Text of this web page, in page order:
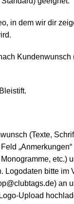
, in dem wir dir
Kundenwunsch
(Texte,
etc.)
Logodaten bitte im
an
Upload